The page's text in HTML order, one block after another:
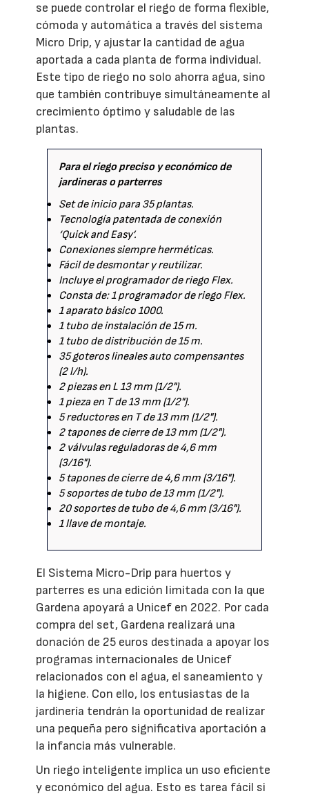
se puede controlar el riego de forma flexible,
cómoda y automática a través del sistema
Micro Drip, y ajustar la cantidad de agua
aportada a cada planta de forma individual.
Este tipo de riego no solo ahorra agua, sino
que también contribuye simultáneamente al
crecimiento óptimo y saludable de las
plantas.
Para el riego preciso y económico de
jardineras o parterres
Set de inicio para 35 plantas.
Tecnología patentada de conexión
‘Quick and Easy’.
Conexiones siempre herméticas.
Fácil de desmontar y reutilizar.
Incluye el programador de riego Flex.
Consta de: 1 programador de riego Flex.
1 aparato básico 1000.
1 tubo de instalación de 15 m.
1 tubo de distribución de 15 m.
35 goteros lineales auto compensantes
(2 l/h).
2 piezas en L 13 mm (1/2").
1 pieza en T de 13 mm (1/2").
5 reductores en T de 13 mm (1/2").
2 tapones de cierre de 13 mm (1/2").
2 válvulas reguladoras de 4,6 mm
(3/16").
5 tapones de cierre de 4,6 mm (3/16").
5 soportes de tubo de 13 mm (1/2").
20 soportes de tubo de 4,6 mm (3/16").
1 llave de montaje.
El Sistema Micro-Drip para huertos y
parterres es una edición limitada con la que
Gardena apoyará a Unicef en 2022. Por cada
compra del set, Gardena realizará una
donación de 25 euros destinada a apoyar los
programas internacionales de Unicef
relacionados con el agua, el saneamiento y
la higiene. Con ello, los entusiastas de la
jardinería tendrán la oportunidad de realizar
una pequeña pero significativa aportación a
la infancia más vulnerable.
Un riego inteligente implica un uso eficiente
y económico del agua. Esto es tarea fácil si